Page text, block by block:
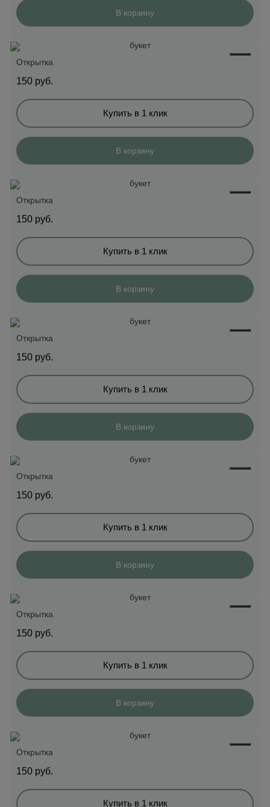
В корзину
Открытка
150 руб.
Купить в 1 клик
В корзину
Открытка
150 руб.
Купить в 1 клик
В корзину
Открытка
150 руб.
Купить в 1 клик
В корзину
Открытка
150 руб.
Купить в 1 клик
В корзину
Открытка
150 руб.
Купить в 1 клик
В корзину
Открытка
150 руб.
Купить в 1 клик